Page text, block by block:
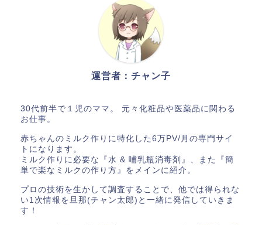
運営者：チャン子
30代前半で１児のママ。 元々化粧品や医薬品に関わる
お仕事。
赤ちゃんのミルク作りに特化した6万PV/月の専門サイ
トになります。
ミルク作りに必要な『水 & 哺乳瓶消毒剤』、また『簡
単で楽なミルクの作り方』をメインに紹介。
プロの技術を生かして調査することで、他では得られな
い1次情報を旦那(チャン太郎)と一緒に発信していきま
す！